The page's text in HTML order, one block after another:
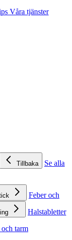
Våra tjänster
Tillbaka
Se alla
Feber och
Halstabletter
tarm